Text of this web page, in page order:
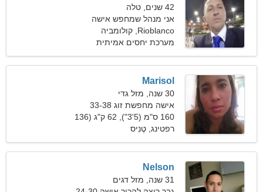
42 שנים, טלה
אני מנהל שמחפש אישה
מגניבה
Rioblanco, קולומביה
מערכת יחסים אמיתית
Marisol
30 שנה, מזל גדי
אישה מחפשת זוג 33-38
160 ס"מ (5'3"), 62 ק"ג (136
פאונד)
רפטינג, טֶנִיס
Nelson
31 שנה, מזל דגים